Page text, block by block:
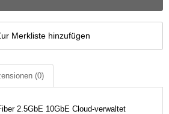
Merkliste hinzufügen
(0)
2.5GbE 10GbE Cloud-verwaltet